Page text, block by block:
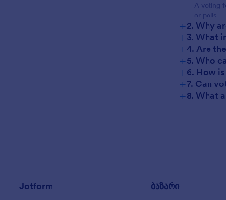
A voting
or polls.
+2. Why
+3. What
+4. Are
+5. Who
+6. How
+7. Can
+8. What
Jotform ბაზარი